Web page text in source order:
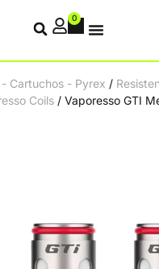
0
- Cartuchos - Pyrex /
Coils / Vaporesso GTI